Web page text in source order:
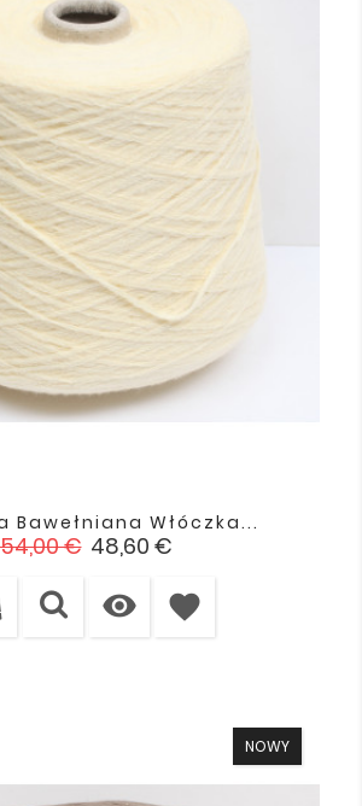
Bawełniana Włóczka...
Cena
54,00 € Cena
48,60 €
 favorite
NOWY